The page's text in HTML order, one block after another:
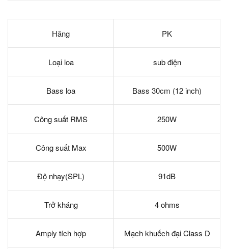
Hãng PK
Loại loa sub điện
Bass loa Bass 30cm (12 inch)
Công suất RMS 250W
Công suất Max 500W
Độ nhạy(SPL) 91dB
Trở kháng 4 ohms
Amply tích hợp Mạch khuếch đại Class D